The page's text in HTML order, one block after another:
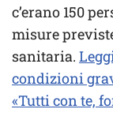
c’erano 150
misure
sanitaria.
condizioni
«Tutti con te,